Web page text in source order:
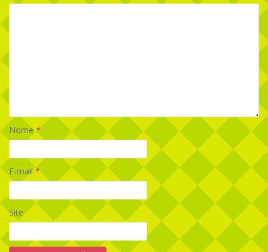
Nome*
E-mail*
Site